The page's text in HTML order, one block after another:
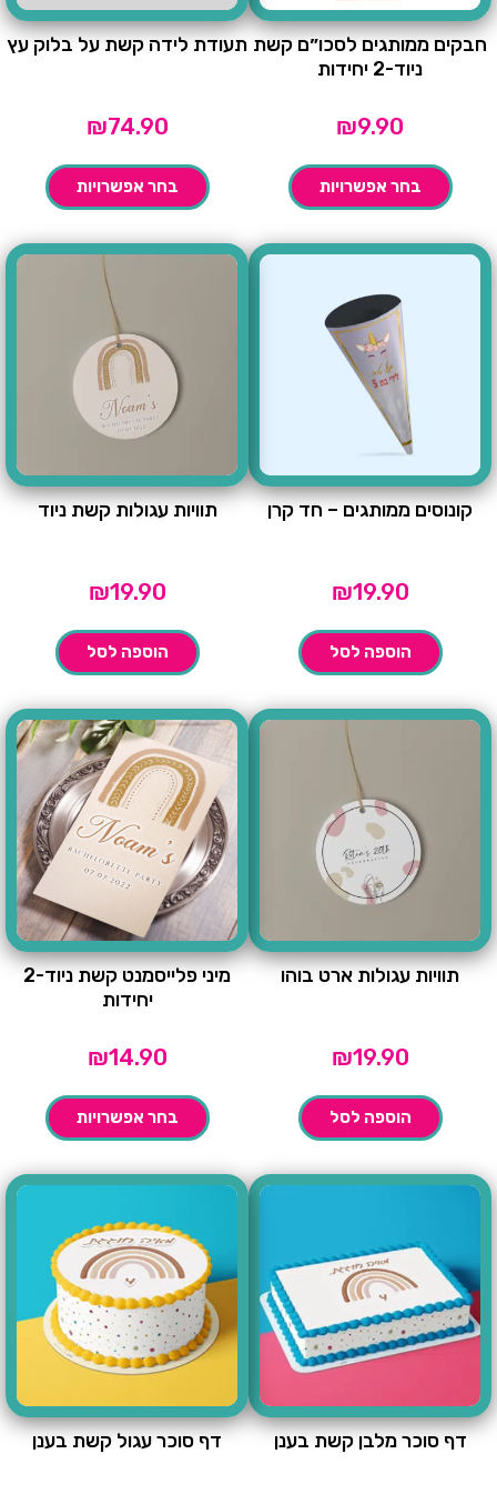
חבקים ממותגים לסכו״ם קשת
ניוד-2 יחידות
₪9.90
בחר אפשרויות
תעודת לידה קשת על בלוק עץ
₪74.90
בחר אפשרויות
קונוסים ממותגים – חד קרן
₪19.90
הוספה לסל
תוויות עגולות קשת ניוד
₪19.90
הוספה לסל
תוויות עגולות ארט בוהו
₪19.90
הוספה לסל
מיני פלייסמנט קשת ניוד-2
יחידות
₪14.90
בחר אפשרויות
דף סוכר מלבן קשת בענן דף סוכר עגול קשת בענן